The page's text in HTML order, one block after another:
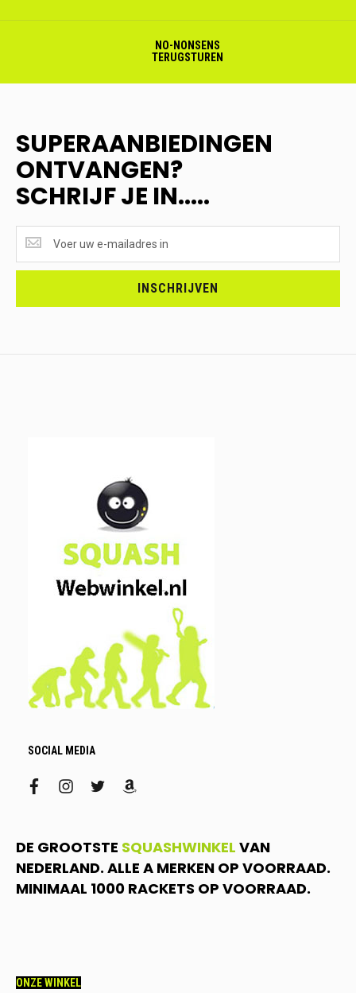
NO-NONSENS
TERUGSTUREN
SUPERAANBIEDINGEN
ONTVANGEN?
SCHRIJF JE IN.....
ONTVANGEN?
<br>SCHRIJF
INSCHRIJVEN
SOCIAL MEDIA
facebookinstagram
twitteramazon
DE GROOTSTE SQUASHWINKEL VAN
NEDERLAND. ALLE A MERKEN OP VOORRAAD.
MINIMAAL 1000 RACKETS OP VOORRAAD.
ONZE WINKEL